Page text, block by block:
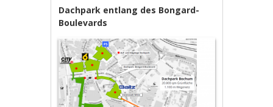
Dachpark entlang des Bongard-
Boulevards